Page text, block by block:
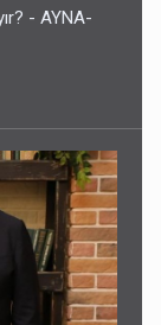
- AYNA-